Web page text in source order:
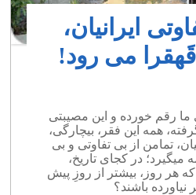
ایرانیان،
می رود!
ما رقم خورده و این مصیبتی
همه این فقر، بیچارگی،
تمامن از بی تفاوتی و بی
در کجای تاریخ،
هر روز، بیشتر از روزِ پیش
باشند؟